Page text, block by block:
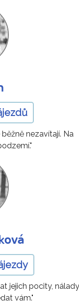
nezavítají. Na
jejich pocity,
vám."